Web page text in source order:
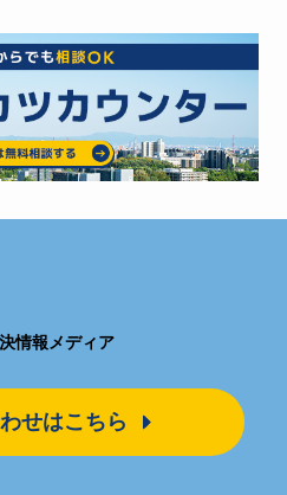
情報メディア
せはこちら